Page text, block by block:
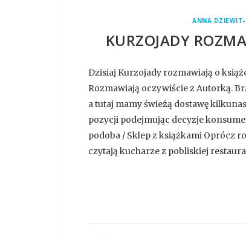
ANNA DZIEWIT-
KURZOJADY
Dzisiaj Kurzojady rozmawiają o
Rozmawiają oczywiście z Autorką.
a tutaj mamy świeżą dostawę
pozycji podejmując decyzje
podoba / Sklep z książkami Oprócz
czytają kucharze z pobliskiej